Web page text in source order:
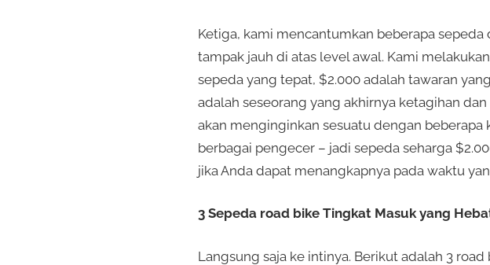
Ketiga, kami mencantumkan beberapa
tampak jauh di atas level awal. Kami
sepeda yang tepat, $2.000 adalah tawaran
adalah seseorang yang akhirnya ketagihan
akan menginginkan sesuatu dengan beberapa
berbagai pengecer – jadi sepeda seharga
jika Anda dapat menangkapnya pada waktu
3 Sepeda road bike Tingkat Masuk yang
Langsung saja ke intinya. Berikut adalah 3